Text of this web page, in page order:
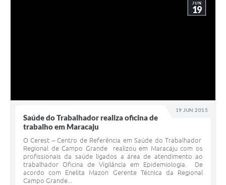
19 JUN 2015
JUN
19
Saúde do Trabalhador realiza oficina de
trabalho em Maracaju
O Cerest – Centro de Referência em Saúde do Trabalhador
Regional de Campo Grande realizou em Maracaju com os
profissionais da saúde ligados a área de atendimento ao
trabalhador Oficina de Vigilância em Epidemiologia. De
acordo com Enelita Mazon Gerente Técnica da Regional
Campo Grande...